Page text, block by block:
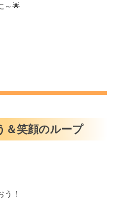
～🌟
＆笑顔のループ
う！